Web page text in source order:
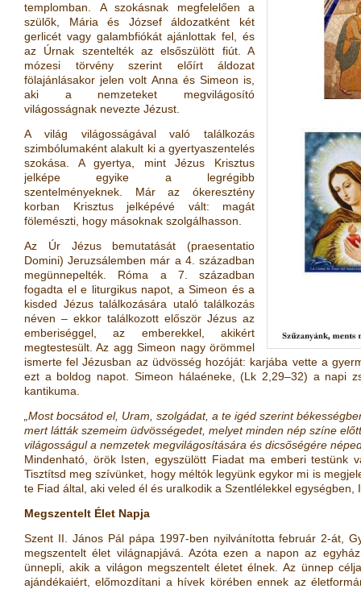
templomban. A szokásnak megfelelően a
szülők, Mária és József áldozatként két
gerlicét vagy galambfiókát ajánlottak fel, és
az Úrnak szentelték az elsőszülött fiút. A
mózesi törvény szerint előírt áldozat
fölajánlásakor jelen volt Anna és Simeon is,
aki a nemzeteket megvilágosító
világosságnak nevezte Jézust.
A világ világosságával való találkozás
szimbólumaként alakult ki a gyertyaszentelés
szokása. A gyertya, mint Jézus Krisztus
jelképe egyike a legrégibb
szentelményeknek. Már az ókeresztény
korban Krisztus jelképévé vált: magát
fölemészti, hogy másoknak szolgálhasson.
Az Úr Jézus bemutatását (praesentatio
Domini) Jeruzsálemben már a 4. században
megünnepelték. Róma a 7. században
fogadta el e liturgikus napot, a Simeon és a
kisded Jézus találkozására utaló találkozás
néven – ekkor találkozott először Jézus az
emberiséggel, az emberekkel, akikért
megtestesült. Az agg Simeon nagy örömmel
ismerte fel Jézusban az üdvösség hozóját: karjába vette a
ezt a boldog napot. Simeon hálaéneke, (Lk 2,29–32) a napi
kantikuma.
„Most bocsátod el, Uram, szolgádat, a te igéd szerint
mert látták szemeim üdvösségedet, melyet minden nép színe
világosságul a nemzetek megvilágosítására és dicsőségére
Mindenható, örök Isten, egyszülött Fiadat ma emberi testünk
Tisztítsd meg szívünket, hogy méltók legyünk egykor mi is
te Fiad által, aki veled él és uralkodik a Szentlélekkel
Megszentelt Élet Napja
Szent II. János Pál pápa 1997-ben nyilvánította február 2-át,
megszentelt élet világnapjává. Azóta ezen a napon az
ünnepli, akik a világon megszentelt életet élnek. Az ünnep
ajándékaiért, előmozdítani a hívek körében ennek az